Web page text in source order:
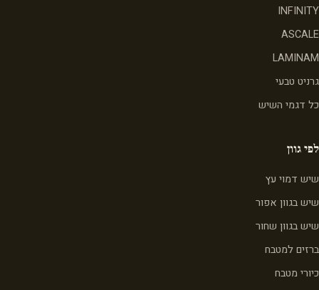
INFINITY
ASCALE
LAMINAM
גרניט טבעי
כל דגמי השיש
לפי גוון
שיש דמוי עץ
שיש בגוון אפור
שיש בגוון שחור
ברזים למטבח
כיורי מטבח